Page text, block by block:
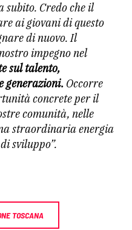
subito. Credo che il
ai giovani di questo
di nuovo. Il
impegno nel
sul talento,
generazioni. Occorre
concrete per il
comunità, nelle
straordinaria energia
sviluppo”.
TOSCANA